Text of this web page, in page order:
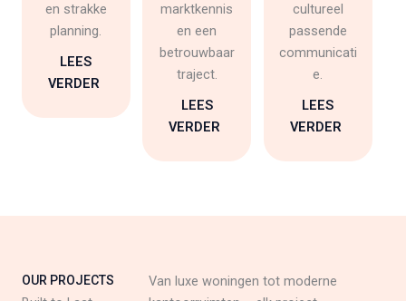
en strakke
planning.
LEES
VERDER
marktkennis
en een
betrouwbaar
traject.
LEES
VERDER
cultureel
passende
communicati
e.
LEES
VERDER
OUR PROJECTS
Van luxe woningen tot moderne